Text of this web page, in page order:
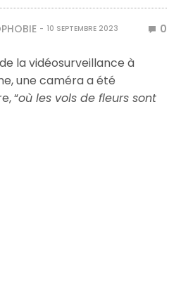
10 SEPTEMBRE 2023 0
la vidéosurveillance à
une caméra a été
“où les vols de fleurs sont